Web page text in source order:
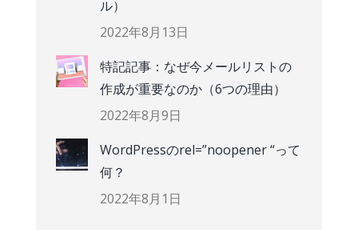
ル）
2022年8月13日
特記記事：なぜ今メールリストの
作成が重要なのか（6つの理由）
2022年8月9日
WordPressのrel=”noopener “って
何？
2022年8月1日